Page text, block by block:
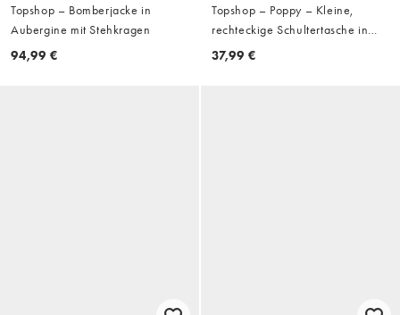
Topshop – Bomberjacke in
Aubergine mit Stehkragen
94,99 €
Topshop – Poppy – Kleine,
rechteckige Schultertasche in
Silber mit Schnappverschluss
37,99 €